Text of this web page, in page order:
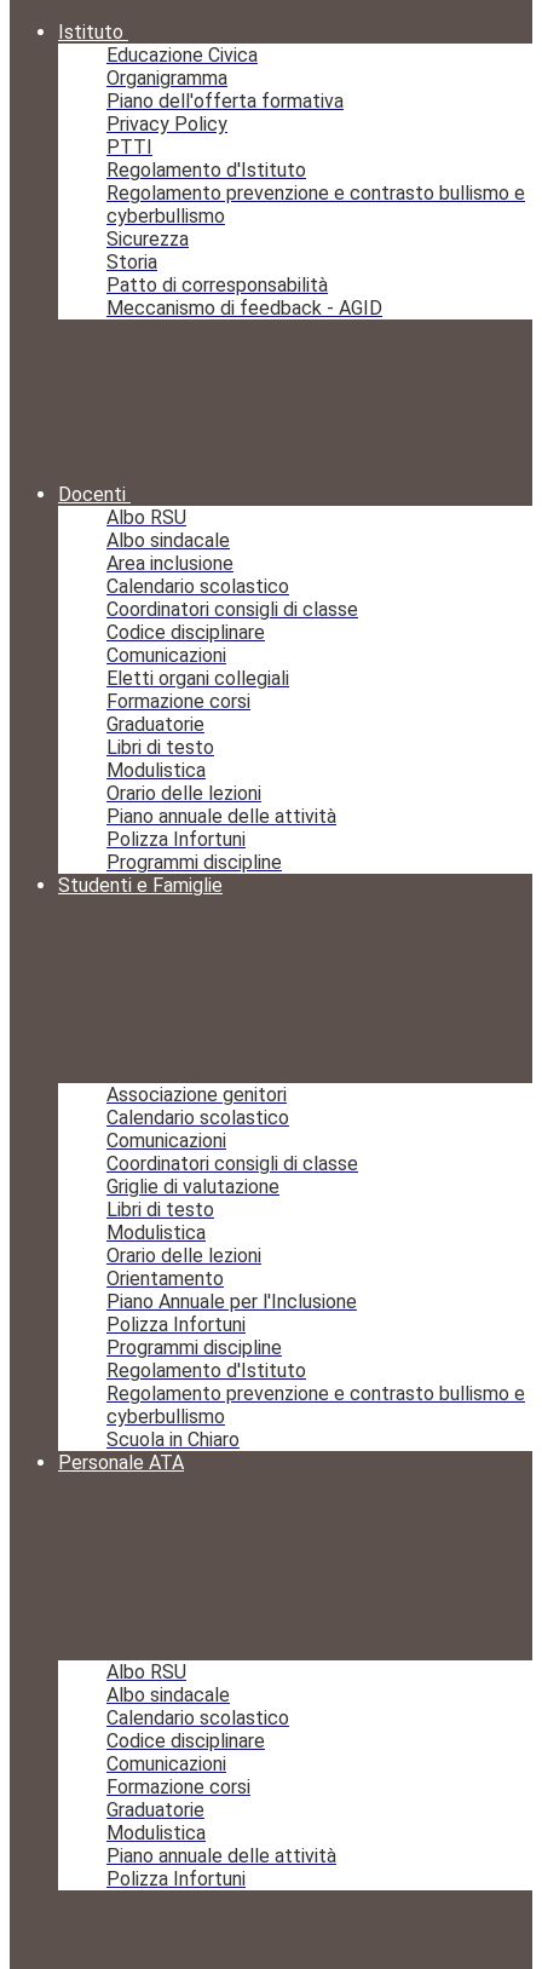
Istituto
Educazione Civica
Organigramma
Piano dell'offerta formativa
Privacy Policy
PTTI
Regolamento d'Istituto
Regolamento prevenzione e contrasto bullismo e
cyberbullismo
Sicurezza
Storia
Patto di corresponsabilità
Meccanismo di feedback - AGID
Docenti
Albo RSU
Albo sindacale
Area inclusione
Calendario scolastico
Coordinatori consigli di classe
Codice disciplinare
Comunicazioni
Eletti organi collegiali
Formazione corsi
Graduatorie
Libri di testo
Modulistica
Orario delle lezioni
Piano annuale delle attività
Polizza Infortuni
Programmi discipline
Studenti e Famiglie
Associazione genitori
Calendario scolastico
Comunicazioni
Coordinatori consigli di classe
Griglie di valutazione
Libri di testo
Modulistica
Orario delle lezioni
Orientamento
Piano Annuale per l'Inclusione
Polizza Infortuni
Programmi discipline
Regolamento d'Istituto
Regolamento prevenzione e contrasto bullismo e
cyberbullismo
Scuola in Chiaro
Personale ATA
Albo RSU
Albo sindacale
Calendario scolastico
Codice disciplinare
Comunicazioni
Formazione corsi
Graduatorie
Modulistica
Piano annuale delle attività
Polizza Infortuni